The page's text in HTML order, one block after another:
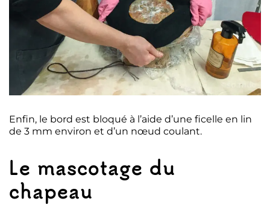
Enfin, le bord est bloqué à l’aide d’une ficelle en lin
de 3 mm environ et d’un nœud coulant.
Le mascotage du
chapeau